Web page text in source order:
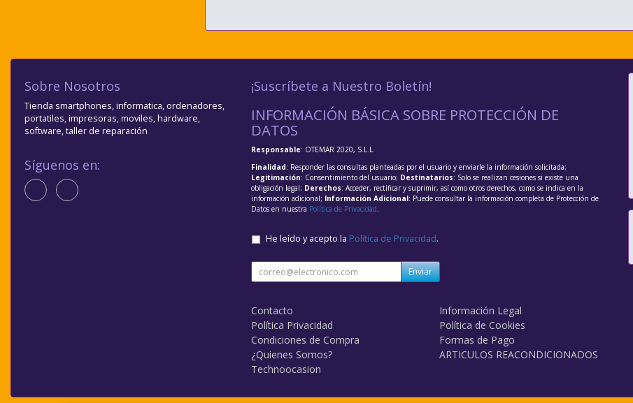
Sobre Nosotros
Tienda smartphones, informatica, ordenadores,
portatiles, impresoras, moviles, hardware,
software, taller de reparación
Síguenos en:
¡Suscríbete a Nuestro Boletín!
INFORMACIÓN BÁSICA SOBRE PROTECCIÓN DE
DATOS
Responsable: OTEMAR 2020, S.L.L.
Finalidad: Responder las consultas planteadas por el usuario y enviarle la información solicitada;
Legitimación: Consentimiento del usuario; Destinatarios: Solo se realizan cesiones si existe una
obligación legal; Derechos: Acceder, rectificar y suprimir, así como otros derechos, como se indica en la
información adicional; Información Adicional: Puede consultar la información completa de Protección de
Datos en nuestra Política de Privacidad.
He leído y acepto la Política de Privacidad.
Enviar
Contacto
Información Legal
Política Privacidad
Política de Cookies
Condiciones de Compra
Formas de Pago
¿Quienes Somos?
ARTICULOS REACONDICIONADOS
Technoocasion